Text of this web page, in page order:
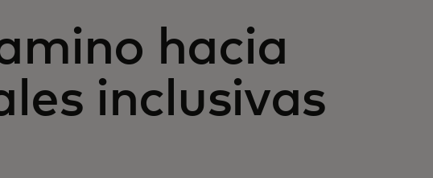
hacia
inclusivas